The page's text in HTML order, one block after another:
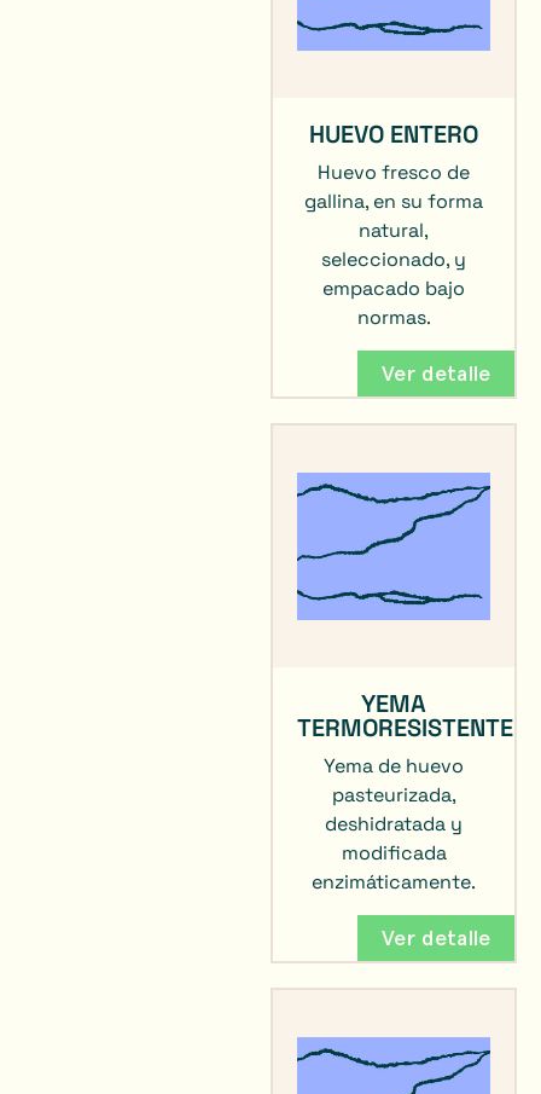
HUEVO ENTERO
Huevo fresco de
gallina, en su forma
natural,
seleccionado, y
empacado bajo
normas.
Ver detalle
YEMA
TERMORESISTENTE
Yema de huevo
pasteurizada,
deshidratada y
modificada
enzimáticamente.
Ver detalle